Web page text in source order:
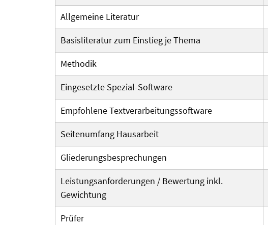
Allgemeine Literatur
Basisliteratur zum Einstieg je Thema
Methodik
Eingesetzte Spezial-Software
Empfohlene Textverarbeitungs­software
Seitenumfang Hausarbeit
Gliederungs­besprechungen
Leistungsan­forderungen / Bewertung inkl.
Gewichtung
Prüfer